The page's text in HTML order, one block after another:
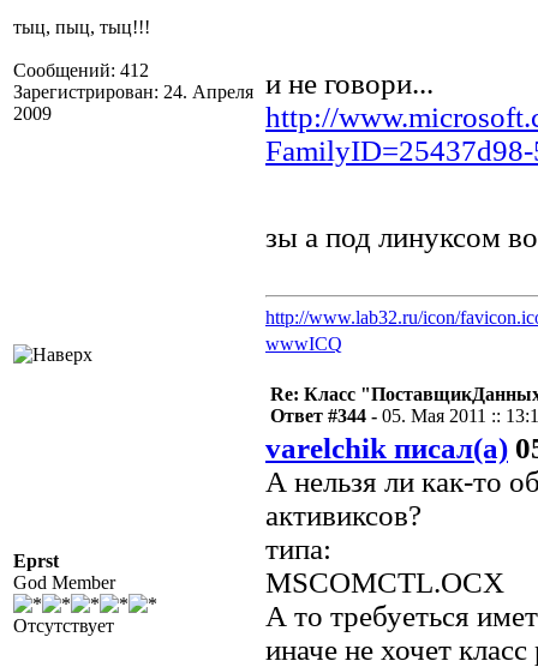
тыц, пыц, тыц!!!
Сообщений: 412
Зарегистрирован: 24. Апреля
2009
и не говори...
http://
зы а под линуксом
http://www.lab32.ru/icon/
wwwICQ
Eprst
God Member
Отсутствует
Re: Класс
Ответ #344 - 05. Мая 2011 ::
varelchik писал(а)
А нельзя ли как-то
активиксов?
типа:
MSCOMCTL.OCX
А то требуеться
иначе не хочет класс